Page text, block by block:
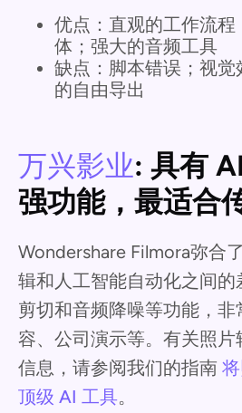
优点：直观的工作流程
体；强大的音频工具
缺点：脚本错误；视
的自由导出
万兴影业: 具有
强功能，最适合
Wondershare Filmora弥合
辑和人工智能自动化之间
剪切和音频降噪等功能，非
容、公司演示等。有关照片
信息，请参阅我们的指南
顶级 AI 工具。